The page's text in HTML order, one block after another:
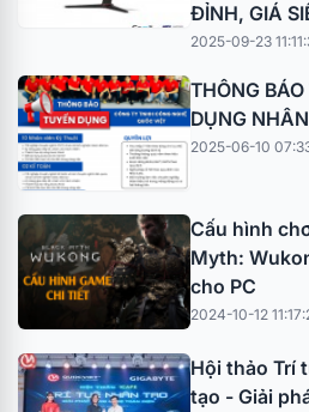
ĐỈNH, GIÁ
2025-09-23
THÔNG
DỤNG
2025-06-10
Cấu hình
Myth:
cho PC
2024-10-12
Hội thảo Trí
tạo - Giải